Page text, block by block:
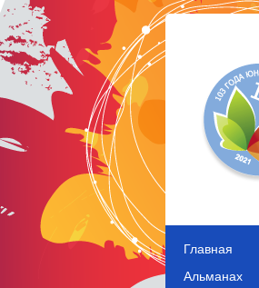
to
content
Главная
Альманах